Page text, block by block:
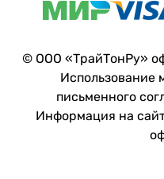
© ООО «ТрайТонРу»
Использование
письменного
Информация на